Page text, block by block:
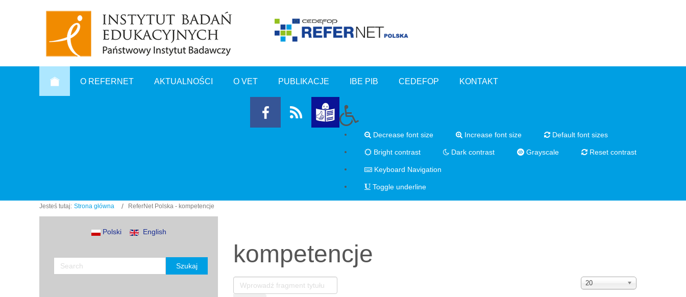
O REFERNET AKTUALNOŚCI O VET PUBLIKACJE IBE PIB CEDEFOP KONTAKT
Decrease font size Increase font size Default font sizes
Bright contrast Dark contrast Grayscale Reset contrast
Keyboard Navigation
Toggle underline
Jesteś tutaj: Strona główna ReferNet Polska - kompetencje
Polski English
kompetencje
Wprowadź
fragment
Pokaż
#
20